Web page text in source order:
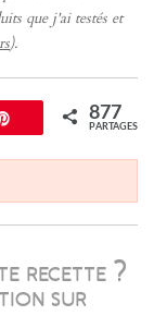
que j'ai testés et
).
Enregistrer877
PARTAGES
recette ?
sur